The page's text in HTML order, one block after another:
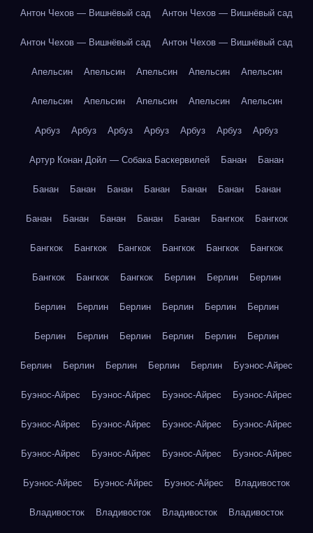
Антон Чехов — Вишнёвый сад Антон Чехов — Вишнёвый сад
Антон Чехов — Вишнёвый сад Антон Чехов — Вишнёвый сад
Апельсин Апельсин Апельсин Апельсин Апельсин
Апельсин Апельсин Апельсин Апельсин Апельсин
Арбуз Арбуз Арбуз Арбуз Арбуз Арбуз Арбуз
Артур Конан Дойл — Собака Баскервилей Банан Банан
Банан Банан Банан Банан Банан Банан Банан
Банан Банан Банан Банан Банан Бангкок Бангкок
Бангкок Бангкок Бангкок Бангкок Бангкок Бангкок
Бангкок Бангкок Бангкок Берлин Берлин Берлин
Берлин Берлин Берлин Берлин Берлин Берлин
Берлин Берлин Берлин Берлин Берлин Берлин
Берлин Берлин Берлин Берлин Берлин Буэнос-Айрес
Буэнос-Айрес Буэнос-Айрес Буэнос-Айрес Буэнос-Айрес
Буэнос-Айрес Буэнос-Айрес Буэнос-Айрес Буэнос-Айрес
Буэнос-Айрес Буэнос-Айрес Буэнос-Айрес Буэнос-Айрес
Буэнос-Айрес Буэнос-Айрес Буэнос-Айрес Владивосток
Владивосток Владивосток Владивосток Владивосток